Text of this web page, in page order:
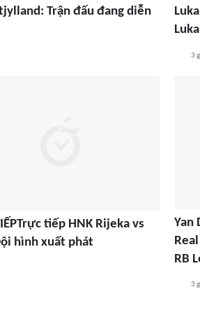
Trận đấu đang diễn
3
tiếp HNK Rijeka vs
hình xuất phát
Yan
RB
3